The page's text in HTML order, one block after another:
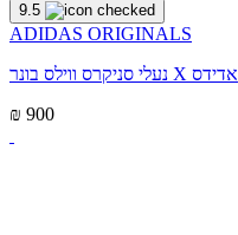
9.5
ADIDAS ORIGINALS
נעלי סניקרס ווילס בונר X אדידס
₪ 900